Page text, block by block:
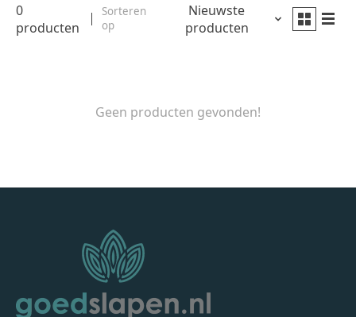
0
producten
Sorteren
op
Nieuwste
producten
Geen producten gevonden!